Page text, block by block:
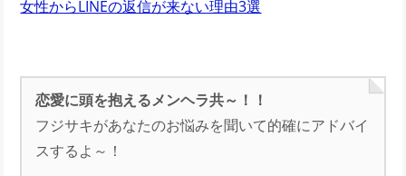
女性からLINEの返信が来ない理由3選
恋愛に頭を抱えるメンヘラ共～！！
フジサキがあなたのお悩みを聞いて的確にアドバイ
スするよ～！